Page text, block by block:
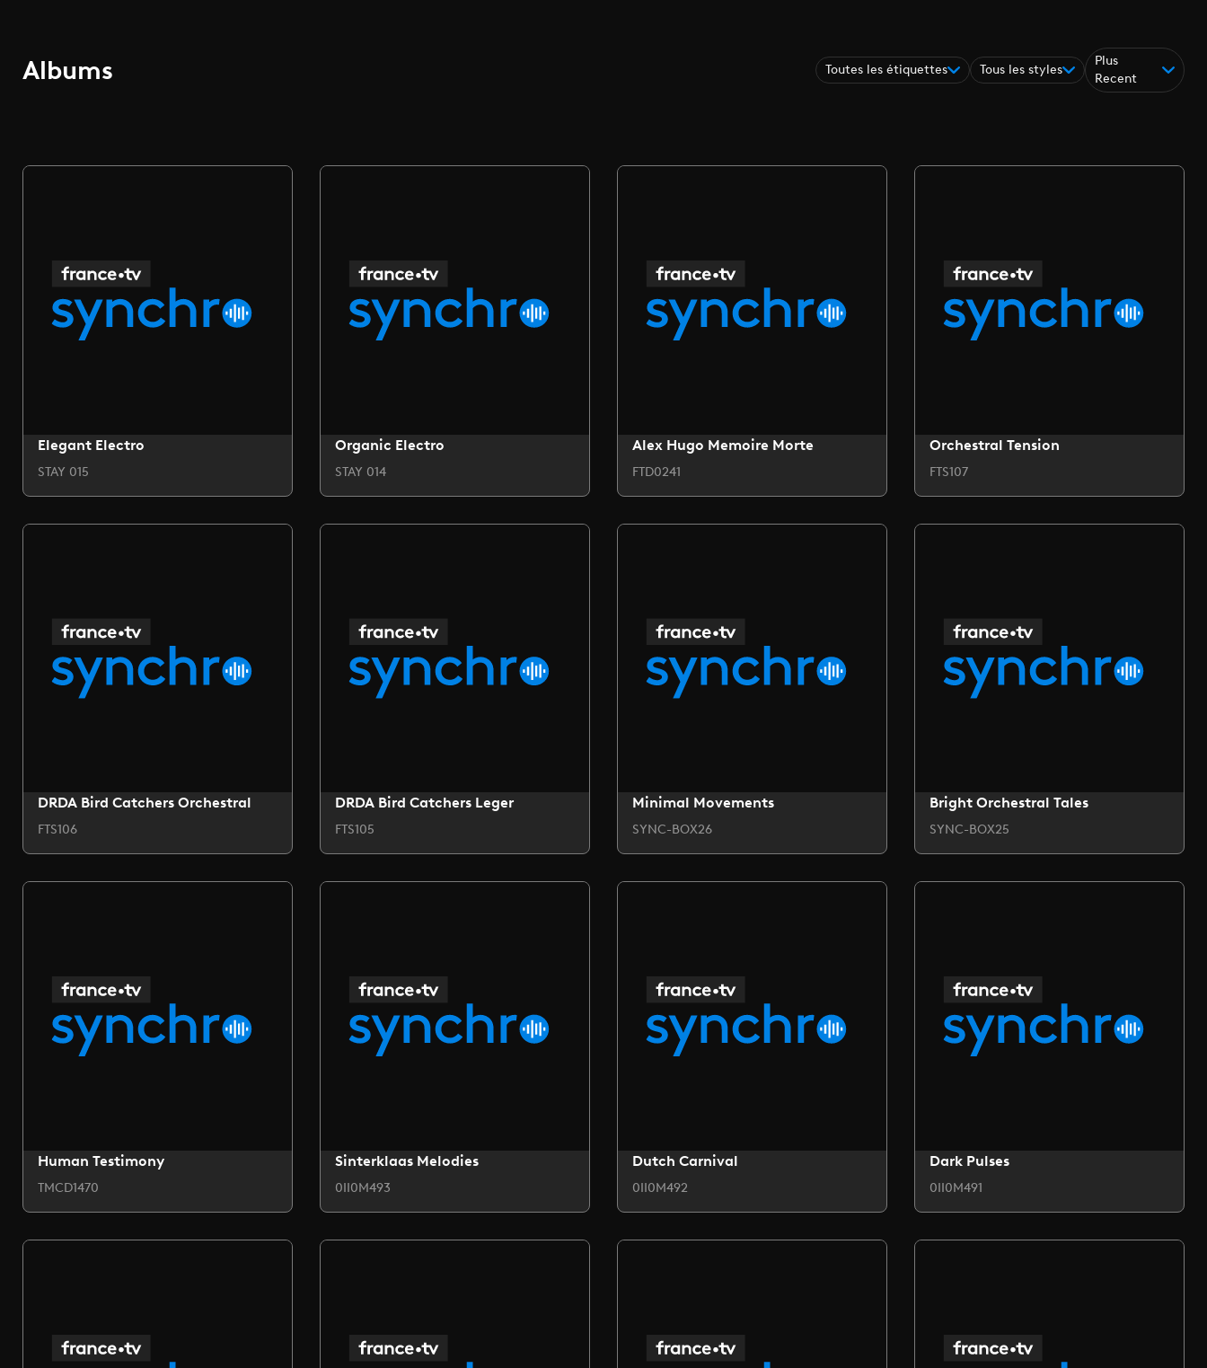
Albums Toutes les étiquettes Tous les styles
Plus
Recent
Elegant Electro
STAY 015
Organic Electro
STAY 014
Alex Hugo Memoire Morte
FTD0241
Orchestral Tension
FTS107
DRDA Bird Catchers Orchestral
FTS106
DRDA Bird Catchers Leger
FTS105
Minimal Movements
SYNC-BOX26
Bright Orchestral Tales
SYNC-BOX25
Human Testimony
TMCD1470
Sinterklaas Melodies
0II0M493
Dutch Carnival
0II0M492
Dark Pulses
0II0M491